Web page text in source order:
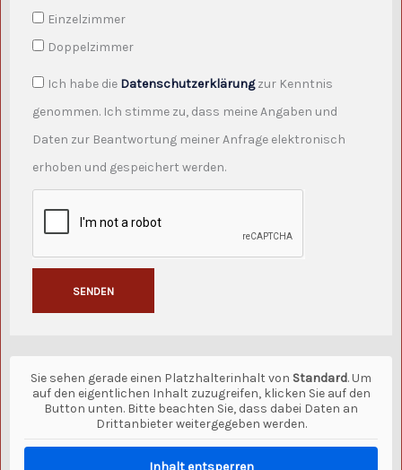
Einzelzimmer
Doppelzimmer
Ich habe die Datenschutzerklärungzur Kenntnis
genommen. Ich stimme zu, dass meine Angaben und
Daten zur Beantwortung meiner Anfrage elektronisch
erhoben und gespeichert werden.
SENDEN
Sie sehen gerade einen Platzhalterinhalt von Standard. Um
auf den eigentlichen Inhalt zuzugreifen, klicken Sie auf den
Button unten. Bitte beachten Sie, dass dabei Daten an
Drittanbieter weitergegeben werden.
Inhalt entsperren